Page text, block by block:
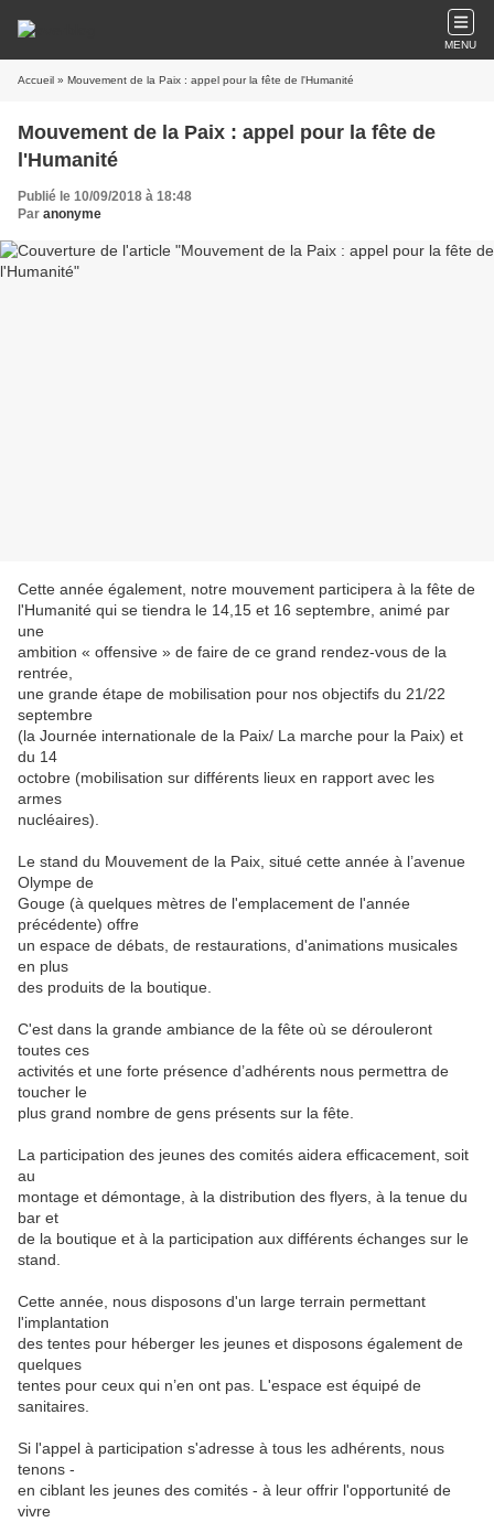
MENU
Accueil » Mouvement de la Paix : appel pour la fête de l'Humanité
Mouvement de la Paix : appel pour la fête de
l'Humanité
Publié le 10/09/2018 à 18:48
Par anonyme
Cette année également, notre mouvement participera à la fête de
l'Humanité qui se tiendra le 14,15 et 16 septembre, animé par
une
ambition « offensive » de faire de ce grand rendez-vous de la
rentrée,
une grande étape de mobilisation pour nos objectifs du 21/22
septembre
(la Journée internationale de la Paix/ La marche pour la Paix) et
du 14
octobre (mobilisation sur différents lieux en rapport avec les
armes
nucléaires).
Le stand du Mouvement de la Paix, situé cette année à l’avenue
Olympe de
Gouge (à quelques mètres de l'emplacement de l'année
précédente) offre
un espace de débats, de restaurations, d'animations musicales
en plus
des produits de la boutique.
C'est dans la grande ambiance de la fête où se dérouleront
toutes ces
activités et une forte présence d’adhérents nous permettra de
toucher le
plus grand nombre de gens présents sur la fête.
La participation des jeunes des comités aidera efficacement, soit
au
montage et démontage, à la distribution des flyers, à la tenue du
bar et
de la boutique et à la participation aux différents échanges sur le
stand.
Cette année, nous disposons d'un large terrain permettant
l'implantation
des tentes pour héberger les jeunes et disposons également de
quelques
tentes pour ceux qui n’en ont pas. L'espace est équipé de
sanitaires.
Si l'appel à participation s'adresse à tous les adhérents, nous
tenons -
en ciblant les jeunes des comités - à leur offrir l'opportunité de
vivre